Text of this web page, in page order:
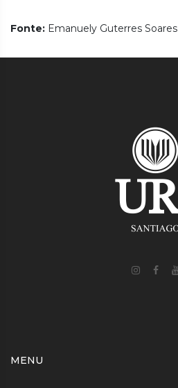
Fonte: Emanuely Guterres Soares
MENU